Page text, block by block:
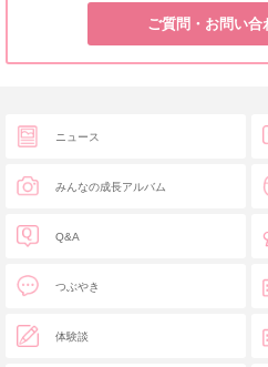
ご質問・お問い合
ニュース
みんなの成長アルバム
Q&A
つぶやき
体験談